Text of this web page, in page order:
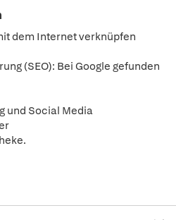
dem Internet verknüpfen
(SEO): Bei Google gefunden
und Social Media